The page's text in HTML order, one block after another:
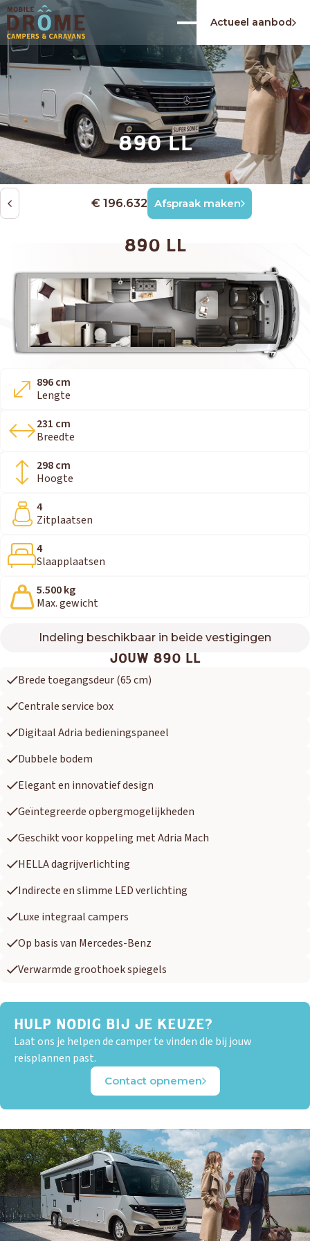
Actueel aanbod
890 LL
€ 196.632 Afspraak maken
890 LL
896 cm
Lengte
231 cm
Breedte
298 cm
Hoogte
4
Zitplaatsen
4
Slaapplaatsen
5.500 kg
Max. gewicht
Indeling beschikbaar in beide vestigingen
890 LL
JOUW 890 LL
Brede toegangsdeur (65 cm)
Centrale service box
Digitaal Adria bedieningspaneel
Dubbele bodem
Elegant en innovatief design
Geïntegreerde opbergmogelijkheden
Geschikt voor koppeling met Adria Mach
HELLA dagrijverlichting
Indirecte en slimme LED verlichting
Luxe integraal campers
Op basis van Mercedes-Benz
Verwarmde groothoek spiegels
HULP NODIG BIJ JE KEUZE?
Laat ons je helpen de camper te vinden die bij jouw
reisplannen past.
Contact opnemen